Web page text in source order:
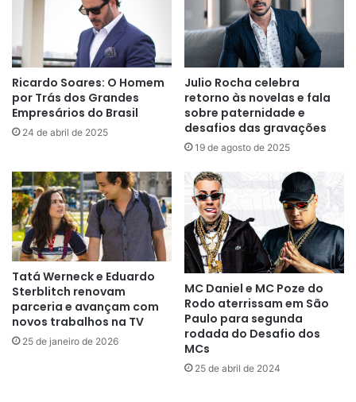
Ricardo Soares: O Homem
por Trás dos Grandes
Empresários do Brasil
24 de abril de 2025
Julio Rocha celebra
retorno às novelas e fala
sobre paternidade e
desafios das gravações
19 de agosto de 2025
Tatá Werneck e Eduardo
Sterblitch renovam
parceria e avançam com
novos trabalhos na TV
25 de janeiro de 2026
MC Daniel e MC Poze do
Rodo aterrissam em São
Paulo para segunda
rodada do Desafio dos
MCs
25 de abril de 2024